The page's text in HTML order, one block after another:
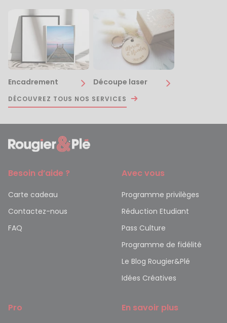
Encadrement Découpe laser
DÉCOUVREZ TOUS NOS SERVICES
Besoin d’aide ?
Carte cadeau
Contactez-nous
FAQ
Avec vous
Programme privilèges
Réduction Etudiant
Pass Culture
Programme de fidélité
Le Blog Rougier&Plé
Idées Créatives
Pro En savoir plus